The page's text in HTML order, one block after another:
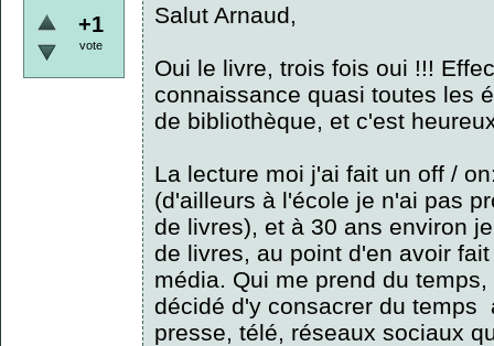
+1
vote
Salut Arnaud,
Oui le livre, trois fois oui !!!
connaissance quasi toutes les
de bibliothèque, et c'est
La lecture moi j'ai fait un off /
(d'ailleurs à l'école je n'ai pas
de livres), et à 30 ans environ
de livres, au point d'en avoir
média. Qui me prend du
décidé d'y consacrer du temps
presse, télé, réseaux sociaux